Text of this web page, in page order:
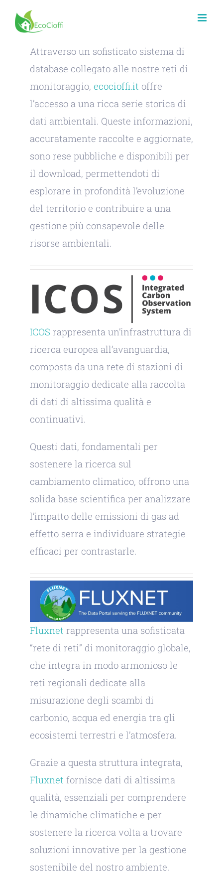
Attraverso un sofisticato sistema di
database collegato alle nostre reti di
monitoraggio, ecocioffi.it offre
l’accesso a una ricca serie storica di
dati ambientali. Queste informazioni,
accuratamente raccolte e aggiornate,
sono rese pubbliche e disponibili per
il download, permettendoti di
esplorare in profondità l’evoluzione
del territorio e contribuire a una
gestione più consapevole delle
risorse ambientali.
ICOS rappresenta un’infrastruttura di
ricerca europea all’avanguardia,
composta da una rete di stazioni di
monitoraggio dedicate alla raccolta
di dati di altissima qualità e
continuativi.
Questi dati, fondamentali per
sostenere la ricerca sul
cambiamento climatico, offrono una
solida base scientifica per analizzare
l’impatto delle emissioni di gas ad
effetto serra e individuare strategie
efficaci per contrastarle.
Fluxnet rappresenta una sofisticata
“rete di reti” di monitoraggio globale,
che integra in modo armonioso le
reti regionali dedicate alla
misurazione degli scambi di
carbonio, acqua ed energia tra gli
ecosistemi terrestri e l’atmosfera.
Grazie a questa struttura integrata,
Fluxnet fornisce dati di altissima
qualità, essenziali per comprendere
le dinamiche climatiche e per
sostenere la ricerca volta a trovare
soluzioni innovative per la gestione
sostenibile del nostro ambiente.